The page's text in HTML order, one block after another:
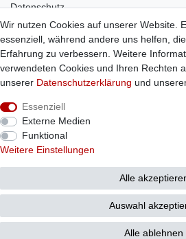
Datenschutz
Impressum
Infos
Zahlung / Versand
Individuelle Anfertigung
Bestellung widerrufen
Wir nutzen Cookies auf unserer Website.
essenziell, während andere uns helfen,
Erfahrung zu verbessern. Weitere
verwendeten Cookies und Ihren Rechten
unserer Daten­schutz­erklärung und
Essenziell
Externe Medien
Funktional
Weitere Einstellungen
Alle
Auswahl
Alle ablehnen
© Copyright 2026 Sticker Shop Strerath